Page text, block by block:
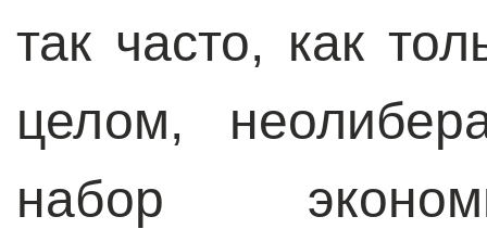
так часто, как
целом,
набор